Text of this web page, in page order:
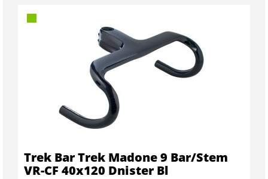
Trek Bar Trek Madone 9 Bar/Stem
VR-CF 40x120 Dnister Bl